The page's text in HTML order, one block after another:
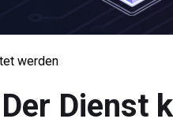
werden
Dienst